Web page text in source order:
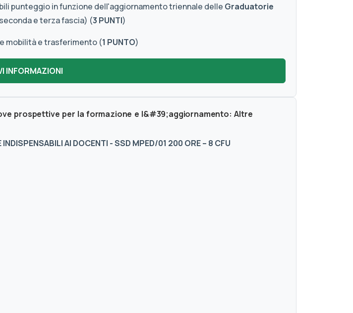
punteggio in funzione dell'aggiornamento triennale delle Graduatorie
e terza fascia) (3 PUNTI)
mobilità e trasferimento (1 PUNTO)
prospettive per la formazione e l&#39;aggiornamento: Altre
AI DOCENTI - SSD MPED/01 200 ORE – 8 CFU